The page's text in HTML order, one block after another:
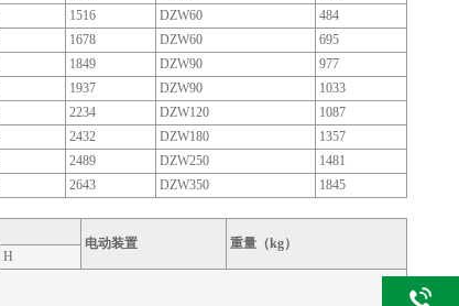
1516 DZW60
484
1678 DZW60
695
1849 DZW90
977
1937 DZW90
1033
2234 DZW120
1087
2432 DZW180
1357
2489 DZW250
1481
2643 DZW350 1845
电动装置
重量（kg）
H